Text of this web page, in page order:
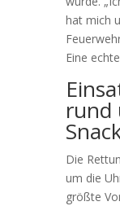
hat mich
Eine
rund
Die
um die
größte